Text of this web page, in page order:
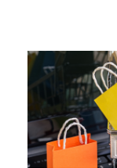
CONTACT
정부지원사업